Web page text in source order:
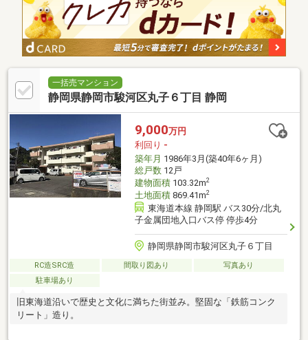
一括売マンション
静岡県静岡市駿河区丸子６丁目 静岡
9,000万円
利回り -
築年月 1986年3月(築40年6ヶ月)
総戸数12戸
建物面積103.32m2
土地面積869.41m2
東海道本線 静岡駅 バス30分/北丸
子金属団地入口バス停 停歩4分
静岡県静岡市駿河区丸子６丁目
RC造SRC造 間取り図あり
写真あり
駐車場あり
旧東海道沿いで歴史と文化に満ちた街並み。堅固な「鉄筋コンク
リート」造り。